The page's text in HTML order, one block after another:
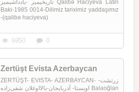
تاریخیمیز -یادداشیمیز Qalibə Haciyeva Latin
Baki-1985 0014-Dilimiz tariximiz yaddaşımız
-(qalibə haciyeva)
6950 0
Zertüşt Evista Azerbaycan
ZERTÜŞT- EVISTA- AZERBAYCAN- زرتشت-
اویستا- آذربایجان-بالااوغلان شفی‌زاده Balaoğlan